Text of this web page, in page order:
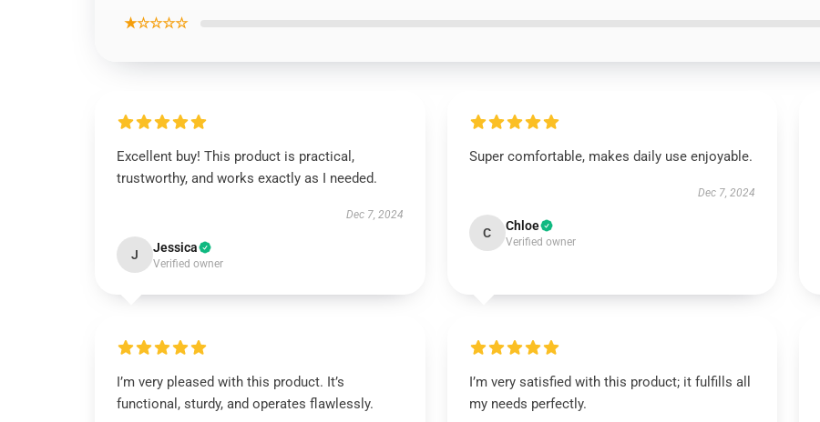
★☆☆☆☆
Excellent buy! This product is practical,
trustworthy, and works exactly as I needed.
Dec 7, 2024
J Jessica
Verified owner
Super comfortable, makes daily use enjoyable.
Dec 7, 2024
C Chloe
Verified owner
I’m very pleased with this product. It’s
functional, sturdy, and operates flawlessly.
I’m very satisfied with this product; it fulfills all
my needs perfectly.